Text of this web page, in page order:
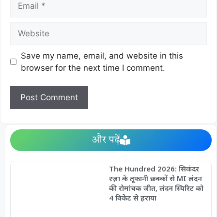
Save my name, email, and website in this
browser for the next time I comment.
और पढ़ें
The Hundred 2026: सिकंदर
रज़ा के तूफानी छक्कों से MI लंदन
की रोमांचक जीत, लंदन स्पिरिट को
4 विकेट से हराया